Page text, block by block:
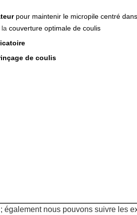
pour maintenir le micropile centré
la couverture optimale de coulis
de coulis
également nous pouvons suivre les